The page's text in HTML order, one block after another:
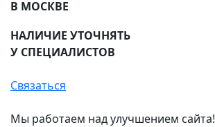
В МОСКВЕ
НАЛИЧИЕ УТОЧНЯТЬ
У СПЕЦИАЛИСТОВ
Связаться
Мы работаем над улучшением сайта!